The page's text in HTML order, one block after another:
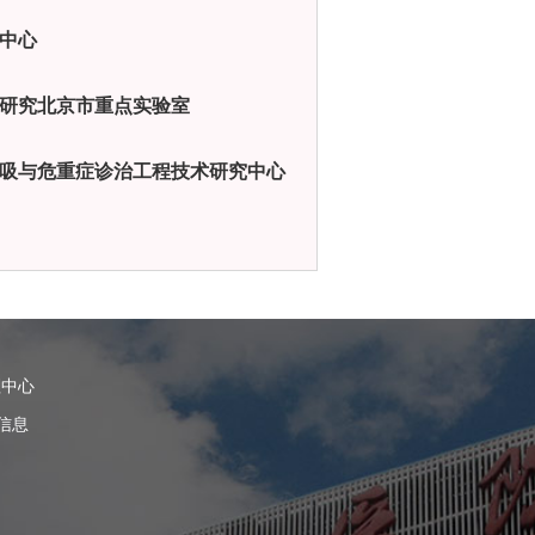
心
究北京市重点实验室
与危重症诊治工程技术研究中心
心
息